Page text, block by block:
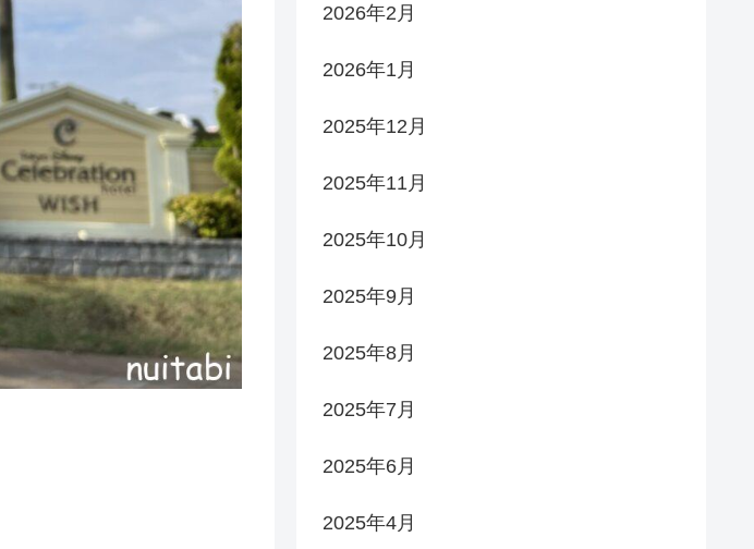
2026年2月
2026年1月
2025年12月
2025年11月
2025年10月
2025年9月
2025年8月
2025年7月
2025年6月
2025年4月